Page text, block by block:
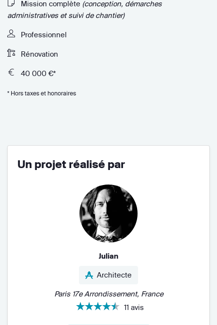
Mission complète (conception, démarches
administratives et suivi de chantier)
Professionnel
Rénovation
40 000 €*
* Hors taxes et honoraires
Un projet réalisé par
Julian
Architecte
Paris 17e Arrondissement, France
11 avis